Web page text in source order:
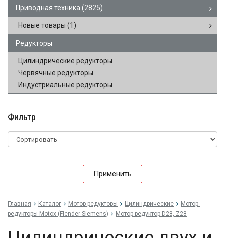
Приводная техника (2825)
Новые товары (1)
Редукторы
Цилиндрические редукторы
Червячные редукторы
Индустриальные редукторы
Фильтр
Применить
Главная Каталог Мотор-редукторы Цилиндрические
Мотор-
редукторы Motox (Flender Siemens)
Мотор-редуктор D28, Z28